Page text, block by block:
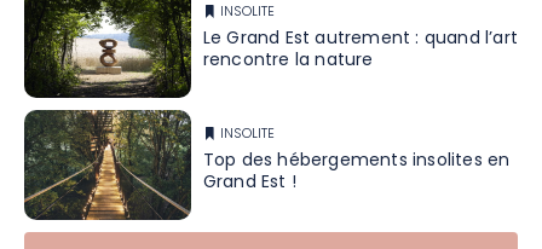
INSOLITE
Le Grand Est autrement : quand l’art
rencontre la nature
INSOLITE
Top des hébergements insolites en
Grand Est !